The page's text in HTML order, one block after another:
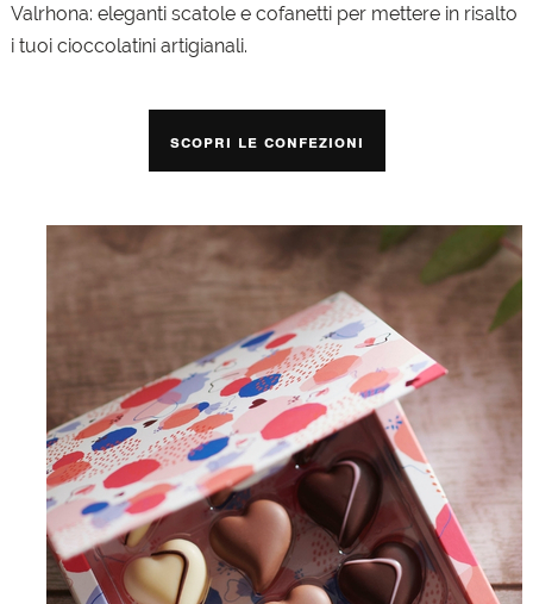
Valrhona: eleganti scatole e cofanetti per mettere in risalto
i tuoi cioccolatini artigianali.
Scopri le confezioni